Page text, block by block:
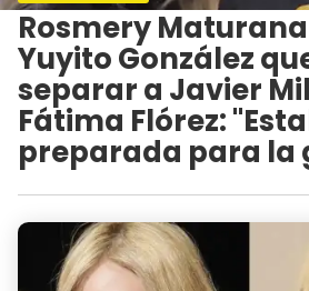
Rosmery
Yuyito González
separar a Javier
Fátima Flórez:
preparada para la